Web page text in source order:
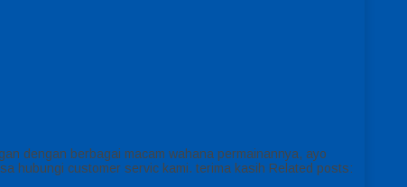
dengan berbagai macam wahana permainannya, ayo
hubungi customer servic kami. terima kasih Related posts: